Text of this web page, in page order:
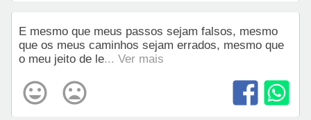
E mesmo que meus passos sejam falsos, mesmo
que os meus caminhos sejam errados, mesmo que
o meu jeito de le... Ver mais